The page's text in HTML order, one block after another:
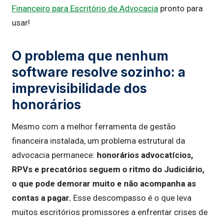
Financeiro para Escritório de Advocacia pronto para
usar!
O problema que nenhum
software resolve sozinho: a
imprevisibilidade dos
honorários
Mesmo com a melhor ferramenta de gestão
financeira instalada, um problema estrutural da
advocacia permanece: honorários advocatícios,
RPVs e precatórios seguem o ritmo do Judiciário,
o que pode demorar muito e não acompanha as
contas a pagar. Esse descompasso é o que leva
muitos escritórios promissores a enfrentar crises de